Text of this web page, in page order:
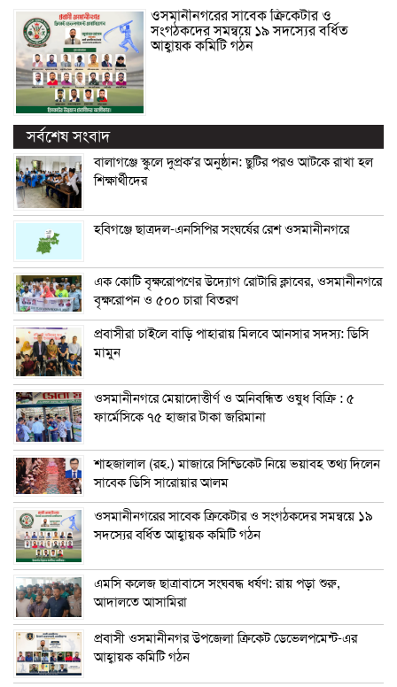
ওসমানীনগরের সাবেক ক্রিকেটার ও
সংগঠকদের সমন্বয়ে ১৯ সদস্যের বর্ধিত
আহ্বায়ক কমিটি গঠন
সর্বশেষ সংবাদ
বালাগঞ্জে স্কুলে দুপ্রক’র অনুষ্ঠান: ছুটির পরও আটকে রাখা হল
শিক্ষার্থীদের
হবিগঞ্জে ছাত্রদল-এনসিপির সংঘর্ষের রেশ ওসমানীনগরে
এক কোটি বৃক্ষরোপণের উদ্যোগ রোটারি ক্লাবের, ওসমানীনগরে
বৃক্ষরোপন ও ৫০০ চারা বিতরণ
প্রবাসীরা চাইলে বাড়ি পাহারায় মিলবে আনসার সদস্য: ডিসি
মামুন
ওসমানীনগরে মেয়াদোত্তীর্ণ ও অনিবন্ধিত ওষুধ বিক্রি : ৫
ফার্মেসিকে ৭৫ হাজার টাকা জরিমানা
শাহজালাল (রহ.) মাজারে সিন্ডিকেট নিয়ে ভয়াবহ তথ্য দিলেন
সাবেক ডিসি সারোয়ার আলম
ওসমানীনগরের সাবেক ক্রিকেটার ও সংগঠকদের সমন্বয়ে ১৯
সদস্যের বর্ধিত আহ্বায়ক কমিটি গঠন
এম‌সি কলেজ ছাত্রাবাসে সংঘবদ্ধ ধর্ষণ: রায় পড়া শুরু,
আদালতে আসামিরা
প্রবাসী ওসমানীনগর উপজেলা ক্রিকেট ডেভেলপমেন্ট-এর
আহ্বায়ক কমিটি গঠন